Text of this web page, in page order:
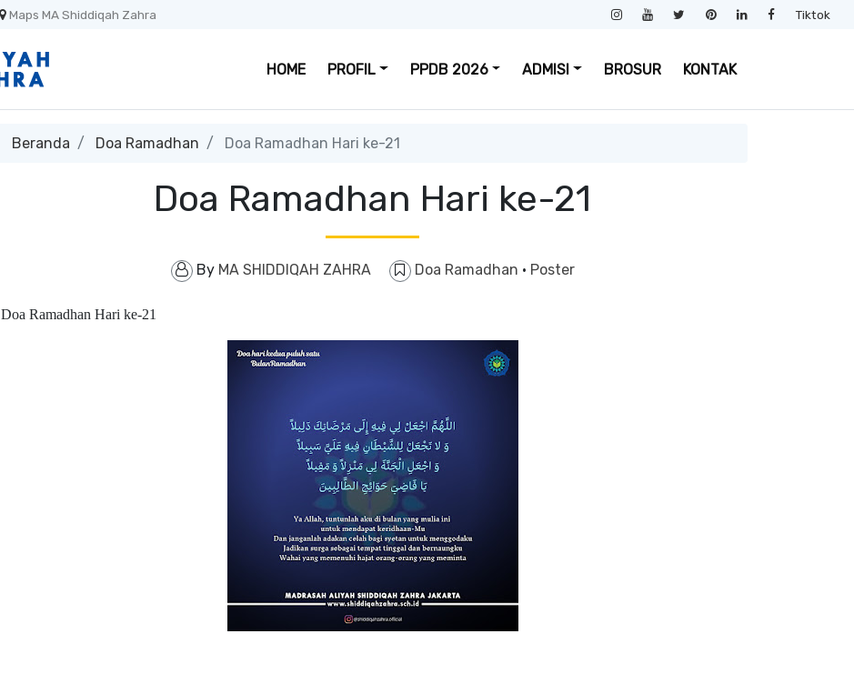
Maps MA Shiddiqah Zahra Tiktok
HOME PROFIL PPDB 2026 ADMISI BROSUR KONTAK
Beranda Doa Ramadhan Doa Ramadhan Hari ke-21
Doa Ramadhan Hari ke-21
By MA SHIDDIQAH ZAHRA Doa Ramadhan · Poster
Doa Ramadhan Hari ke-21